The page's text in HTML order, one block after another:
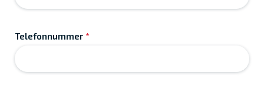
Telefonnummer *